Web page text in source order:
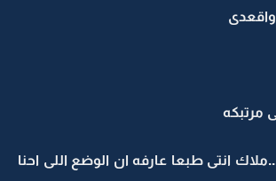
واقعدى
مرتبكه
انتى طبعا عارفه ان الوضع اللى احنا